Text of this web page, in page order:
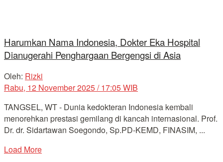
Harumkan Nama Indonesia, Dokter Eka Hospital
Dianugerahi Penghargaan Bergengsi di Asia
Oleh: Rizki
Rabu, 12 November 2025 / 17:05 WIB
TANGSEL, WT - Dunia kedokteran Indonesia kembali
menorehkan prestasi gemilang di kancah internasional. Prof.
Dr. dr. Sidartawan Soegondo, Sp.PD-KEMD, FINASIM, ...
Load More